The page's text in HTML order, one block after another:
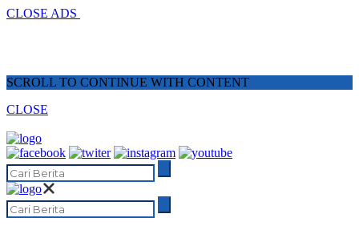
CLOSE ADS
SCROLL TO CONTINUE WITH CONTENT
CLOSE